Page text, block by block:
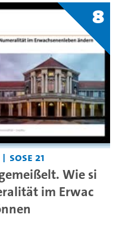
8
SoSe 21
Wie si
im Erwac